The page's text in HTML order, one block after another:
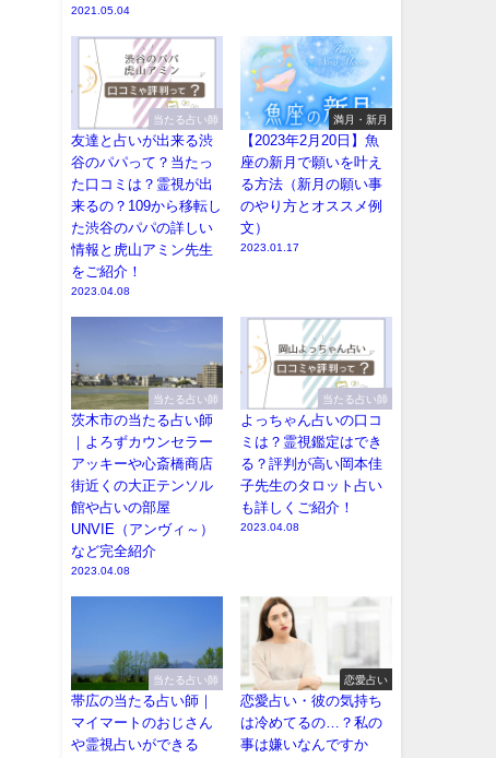
2021.05.04
当たる占い師
友達と占いが出来る渋
谷のパパって？当たっ
た口コミは？霊視が出
来るの？109から移転し
た渋谷のパパの詳しい
情報と虎山アミン先生
をご紹介！
2023.04.08
満月・新月
【2023年2月20日】魚
座の新月で願いを叶え
る方法（新月の願い事
のやり方とオススメ例
文）
2023.01.17
当たる占い師
茨木市の当たる占い師
｜よろずカウンセラー
アッキーや心斎橋商店
街近くの大正テンソル
館や占いの部屋
UNVIE（アンヴィ～）
など完全紹介
2023.04.08
当たる占い師
よっちゃん占いの口コ
ミは？霊視鑑定はでき
る？評判が高い岡本佳
子先生のタロット占い
も詳しくご紹介！
2023.04.08
当たる占い師
帯広の当たる占い師｜
マイマートのおじさん
や霊視占いができる
恋愛占い
恋愛占い・彼の気持ち
は冷めてるの…？私の
事は嫌いなんですか